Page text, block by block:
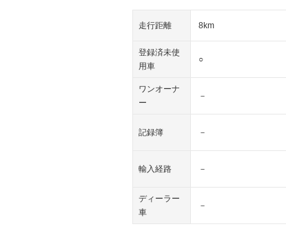
走行距離 8km
登録済未使
用車
○
ワンオーナ
ー
－
記録簿 －
輸入経路 －
ディーラー
車
－